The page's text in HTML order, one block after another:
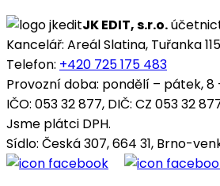
JK EDIT, s.r.o.
Kancelář: Areál Slatina, Tuřanka
Telefon: +420 725 175 483
Provozní doba: pondělí – pátek, 8
IČO: 053 32 877, DIČ: CZ 053 32
Jsme plátci DPH.
Sídlo: Česká 307, 664 31, Brno-